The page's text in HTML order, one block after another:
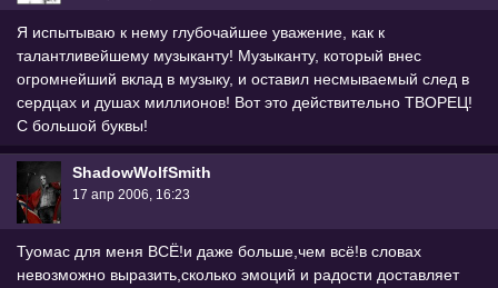
Я испытываю к нему глубочайшее уважение, как к
талантливейшему музыканту! Музыканту, который внес
огромнейший вклад в музыку, и оставил несмываемый след в
сердцах и душах миллионов! Вот это действительно ТВОРЕЦ!
С большой буквы!
ShadowWolfSmith
17 апр 2006, 16:23
Туомас для меня ВСЁ!и даже больше,чем всё!в словах
невозможно выразить,сколько эмоций и радости доставляет